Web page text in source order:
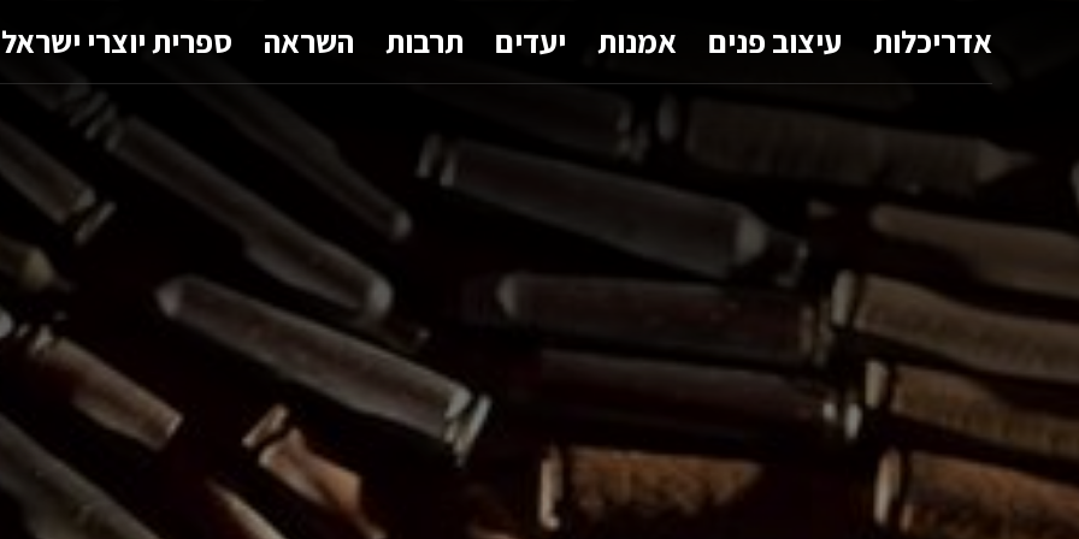
אדריכלות עיצוב פנים אמנות יעדים תרבות השראה ספרית יוצרי ישראל